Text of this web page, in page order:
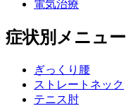
電気治療
症状別メニュー
ぎっくり腰
ストレートネック
テニス肘